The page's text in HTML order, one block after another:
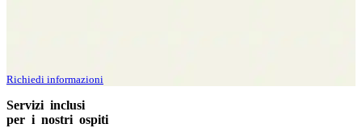
Richiedi informazioni
Servizi inclusi
per i nostri ospiti